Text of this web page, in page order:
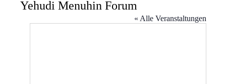
Yehudi Menuhin Forum
« Alle Veranstaltungen